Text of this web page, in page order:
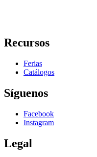
Recursos
Ferias
Catálogos
Síguenos
Facebook
Instagram
Legal